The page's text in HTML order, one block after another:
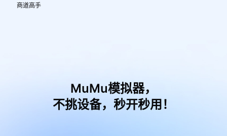
商道高手
MuMu模拟器，
不挑设备，秒开秒用！